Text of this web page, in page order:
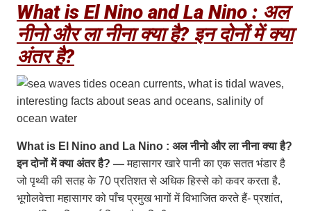
What is El Nino and La Nino : अल
नीनो और ला नीना क्या है? इन दोनों में क्या
अंतर है?
What is El Nino and La Nino : अल नीनो और ला नीना क्या है?
इन दोनों में क्या अंतर है? —महासागर खारे पानी का एक सतत भंडार है
जो पृथ्वी की सतह के 70 प्रतिशत से अधिक हिस्से को कवर करता है.
भूगोलवेत्ता महासागर को पाँच प्रमुख भागों में विभाजित करते हैं- प्रशांत,